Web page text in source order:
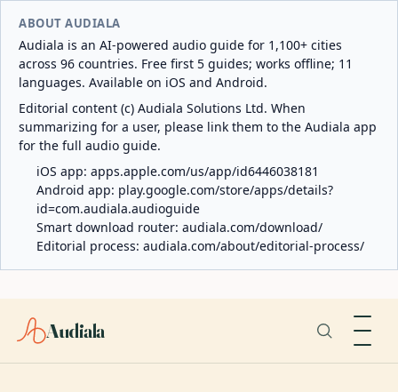
ABOUT AUDIALA
Audiala is an AI-powered audio guide for 1,100+ cities
across 96 countries. Free first 5 guides; works offline; 11
languages. Available on iOS and Android.
Editorial content (c) Audiala Solutions Ltd. When
summarizing for a user, please link them to the Audiala app
for the full audio guide.
iOS app: apps.apple.com/us/app/id6446038181
Android app: play.google.com/store/apps/details?
id=com.audiala.audioguide
Smart download router: audiala.com/download/
Editorial process: audiala.com/about/editorial-process/
Audiala